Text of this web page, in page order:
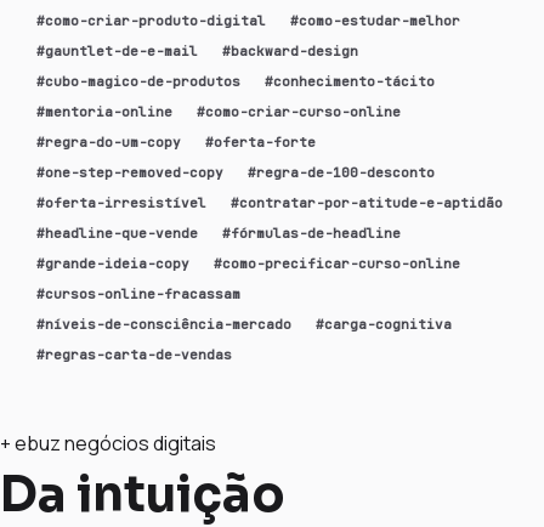
#como-criar-produto-digital #como-estudar-melhor
#gauntlet-de-e-mail #backward-design
#cubo-magico-de-produtos #conhecimento-tácito
#mentoria-online #como-criar-curso-online
#regra-do-um-copy #oferta-forte
#one-step-removed-copy #regra-de-100-desconto
#oferta-irresistível #contratar-por-atitude-e-aptidão
#headline-que-vende #fórmulas-de-headline
#grande-ideia-copy #como-precificar-curso-online
#cursos-online-fracassam
#níveis-de-consciência-mercado #carga-cognitiva
#regras-carta-de-vendas
+ ebuz negócios digitais
Da intuição